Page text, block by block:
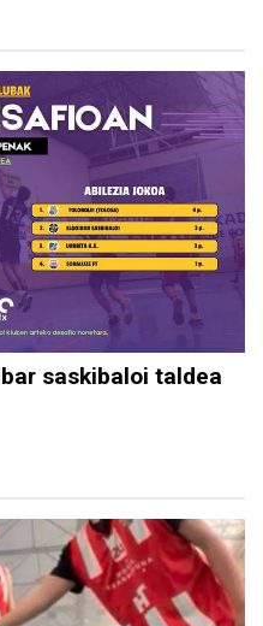
saskibaloi taldea